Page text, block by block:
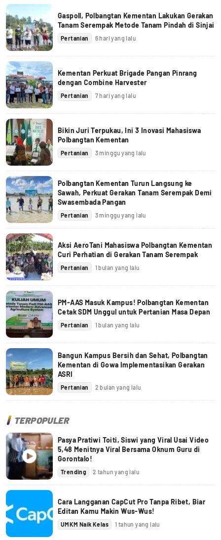
Gaspoll, Polbangtan Kementan Lakukan Gerakan
Tanam Serempak Metode Tanam Pindah di Sinjai
Pertanian 6 hari yang lalu
Kementan Perkuat Brigade Pangan Pinrang
dengan Combine Harvester
Pertanian 7 hari yang lalu
Bikin Juri Terpukau, Ini 3 Inovasi Mahasiswa
Polbangtan Kementan
Pertanian 3 minggu yang lalu
Polbangtan Kementan Turun Langsung ke
Sawah, Perkuat Gerakan Tanam Serempak Demi
Swasembada Pangan
Pertanian 3 minggu yang lalu
Aksi AeroTani Mahasiswa Polbangtan Kementan
Curi Perhatian di Gerakan Tanam Serempak
Pertanian 1 bulan yang lalu
PM-AAS Masuk Kampus! Polbangtan Kementan
Cetak SDM Unggul untuk Pertanian Masa Depan
Pertanian 1 bulan yang lalu
Bangun Kampus Bersih dan Sehat, Polbangtan
Kementan di Gowa Implementasikan Gerakan
ASRI
Pertanian 2 bulan yang lalu
TERPOPULER
Pasya Pratiwi Toiti, Siswi yang Viral Usai Video
5,48 Menitnya Viral Bersama Oknum Guru di
Gorontalo!
Trending 2 tahun yang lalu
Cara Langganan CapCut Pro Tanpa Ribet, Biar
Editan Kamu Makin Wus-Wus!
UMKM Naik Kelas 1 tahun yang lalu